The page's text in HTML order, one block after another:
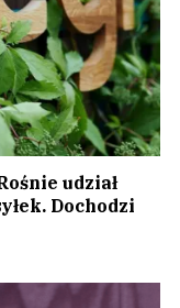
udział
Dochodzi